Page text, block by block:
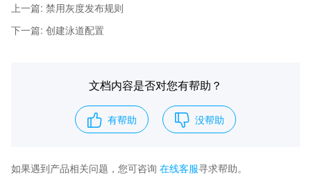
上一篇: 禁用灰度发布规则
下一篇: 创建泳道配置
文档内容是否对您有帮助？
有帮助 没帮助
如果遇到产品相关问题，您可咨询 在线客服寻求帮助。